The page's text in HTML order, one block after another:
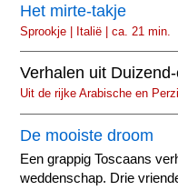
Het mirte-takje
Sprookje | Italië | ca. 21 min.
Verhalen uit
Uit de rijke Arabische en
De mooiste droom
Een grappig Toscaans
weddenschap. Drie